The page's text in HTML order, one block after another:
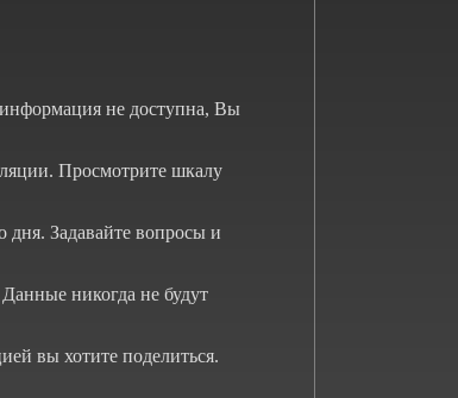
не доступна, Вы
Просмотрите шкалу
дня. Задавайте вопросы и
никогда не будут
вы хотите поделиться.